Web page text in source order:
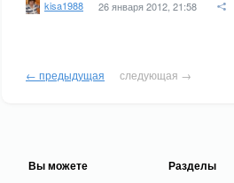
kisa1988 26 января 2012, 21:58
← предыдущая следующая →
Вы можете Разделы